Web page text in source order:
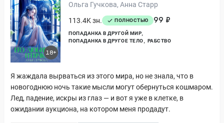
18+
Ольга Гучкова, Анна Старр
113.4K зн.
ПОЛНОСТЬЮ 99 ₽
ПОПАДАНКА В ДРУГОЙ МИР
ПОПАДАНКА В ДРУГОЕ ТЕЛО
РАБСТВО
Я жаждала вырваться из этого мира, но не знала, что в
новогоднюю ночь такие мысли могут обернуться кошмаром.
Лед, падение, искры из глаз — и вот я уже в клетке, в
ожидании аукциона, на котором меня продадут.